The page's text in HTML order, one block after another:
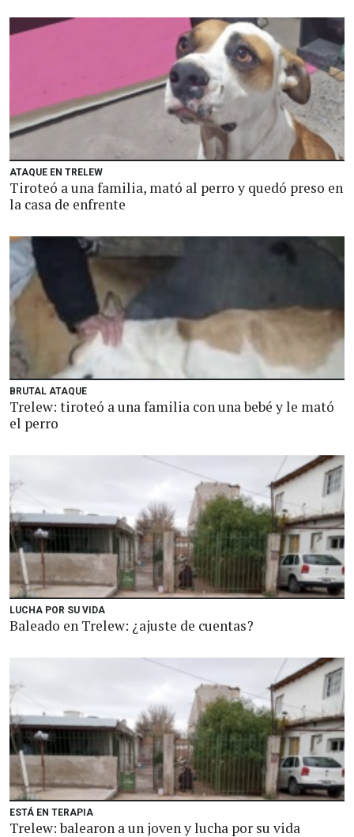
ATAQUE EN TRELEW
Tiroteó a una familia, mató al perro y quedó preso en
la casa de enfrente
BRUTAL ATAQUE
Trelew: tiroteó a una familia con una bebé y le mató
el perro
LUCHA POR SU VIDA
Baleado en Trelew: ¿ajuste de cuentas?
ESTÁ EN TERAPIA
Trelew: balearon a un joven y lucha por su vida